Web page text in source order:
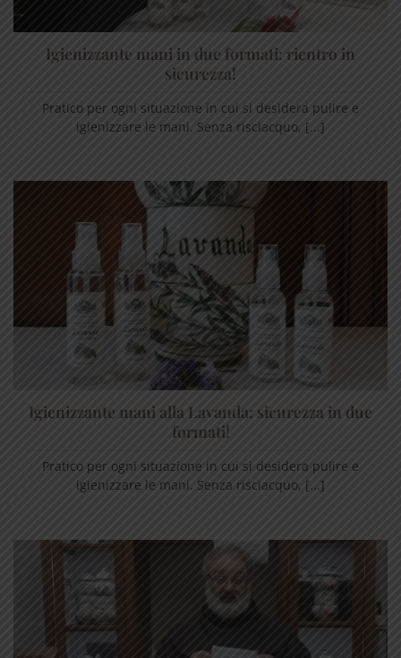
Igienizzante mani in due formati: rientro in
sicurezza!
Pratico per ogni situazione in cui si desidera pulire e
igienizzare le mani. Senza risciacquo, [...]
Igienizzante mani alla Lavanda: sicurezza in due
formati!
Pratico per ogni situazione in cui si desidera pulire e
igienizzare le mani. Senza risciacquo, [...]